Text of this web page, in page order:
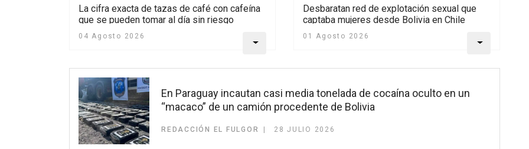
La cifra exacta de tazas de café con cafeína
que se pueden tomar al día sin riesgo
04 Agosto 2026
Desbaratan red de explotación sexual que
captaba mujeres desde Bolivia en Chile
01 Agosto 2026
En Paraguay incautan casi media tonelada de cocaína oculto en un
“macaco” de un camión procedente de Bolivia
REDACCIÓN EL FULGOR 28 JULIO 2026